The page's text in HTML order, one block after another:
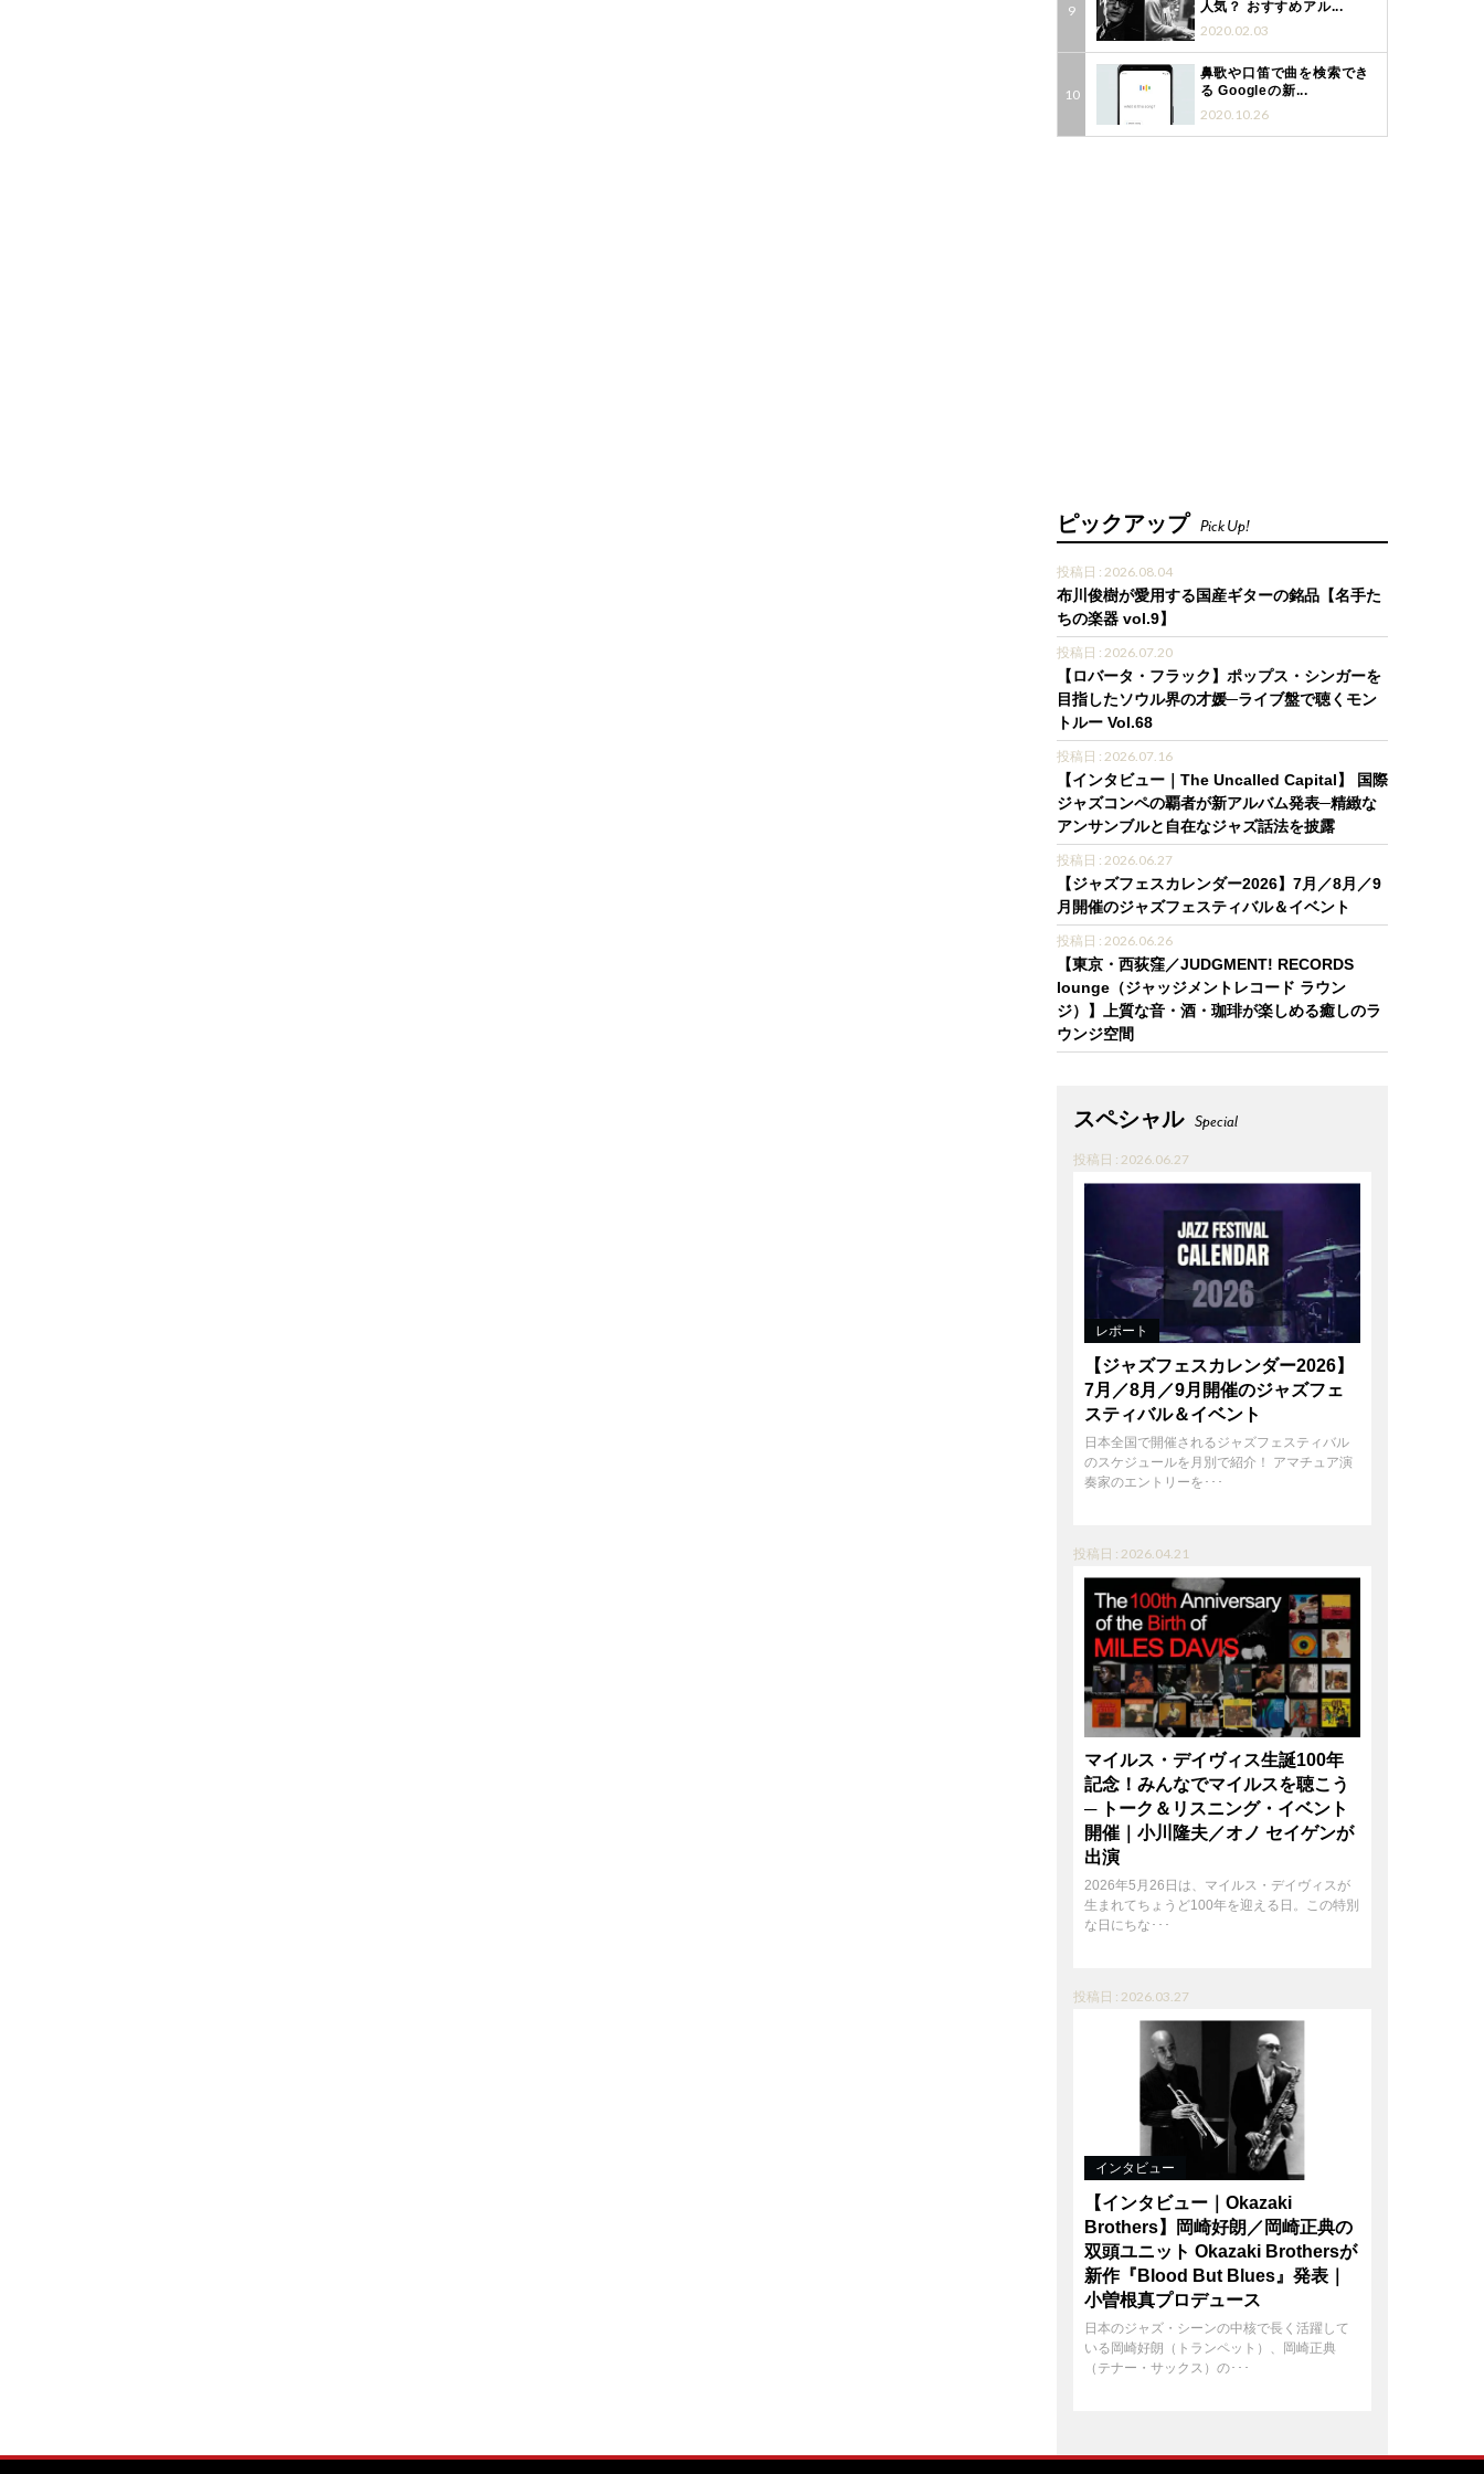
人気？ おすすめアル...
2020.02.03
鼻歌や口笛で曲を検索でき
る Googleの新...
2020.10.26
ピックアップ Pick Up!
投稿日 : 2026.08.04
布川俊樹が愛用する国産ギターの銘品【名手た
ちの楽器 vol.9】
投稿日 : 2026.07.20
【ロバータ・フラック】ポップス・シンガーを
目指したソウル界の才媛─ライブ盤で聴くモン
トルー Vol.68
投稿日 : 2026.07.16
【インタビュー｜The Uncalled Capital】 国際
ジャズコンペの覇者が新アルバム発表─精緻な
アンサンブルと自在なジャズ話法を披露
投稿日 : 2026.06.27
【ジャズフェスカレンダー2026】7月／8月／9
月開催のジャズフェスティバル＆イベント
投稿日 : 2026.06.26
【東京・西荻窪／JUDGMENT! RECORDS
lounge（ジャッジメントレコード ラウン
ジ）】上質な音・酒・珈琲が楽しめる癒しのラ
ウンジ空間
スペシャル Special
投稿日 : 2026.06.27
レポート
【ジャズフェスカレンダー2026】
7月／8月／9月開催のジャズフェ
スティバル＆イベント
日本全国で開催されるジャズフェスティバル
のスケジュールを月別で紹介！ アマチュア演
奏家のエントリーを･･･
投稿日 : 2026.04.21
マイルス・デイヴィス生誕100年
記念！みんなでマイルスを聴こう
─ トーク＆リスニング・イベント
開催｜小川隆夫／オノ セイゲンが
出演
2026年5月26日は、マイルス・デイヴィスが
生まれてちょうど100年を迎える日。この特別
な日にちな･･･
投稿日 : 2026.03.27
インタビュー
【インタビュー｜Okazaki
Brothers】岡崎好朗／岡崎正典の
双頭ユニット Okazaki Brothersが
新作『Blood But Blues』発表｜
小曽根真プロデュース
日本のジャズ・シーンの中核で長く活躍して
いる岡崎好朗（トランペット）、岡崎正典
（テナー・サックス）の･･･